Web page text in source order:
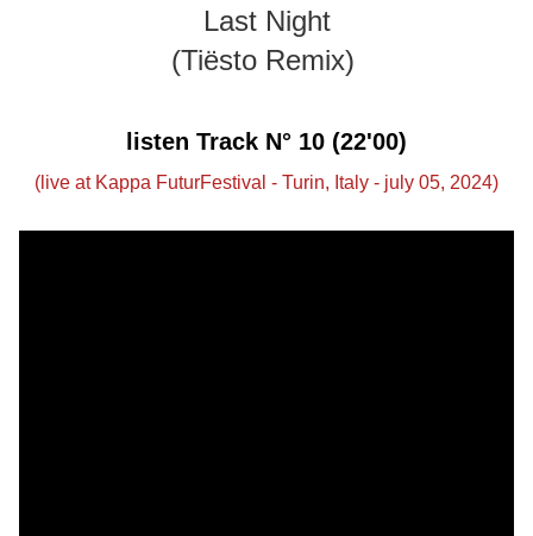
Last Night
(Tiësto Remix)
listen Track N° 10 (22'00)
(live at Kappa FuturFestival - Turin, Italy - july 05, 2024)